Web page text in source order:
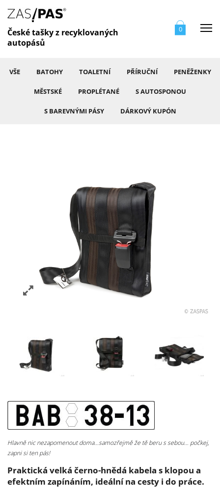
České tašky z recyklovaných
autopásů
0
VŠE BATOHY TOALETNÍ PŘÍRUČNÍ PENĚŽENKY
MĚSTSKÉ PROPLÉTANÉ S AUTOSPONOU
S BAREVNÝMI PÁSY DÁRKOVÝ KUPÓN
TAŠKA BAB 38-13
Hlavně nic nezapomenout doma…samozřejmě že tě beru s sebou… počkej,
zapni si ten pás!
Praktická velká černo-hnědá kabela s klopou a
efektním zapínáním, ideální na cesty i do práce.